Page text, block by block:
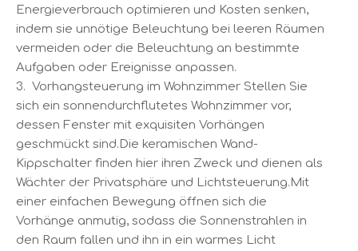
Energieverbrauch optimieren und Kosten senken,
indem sie unnötige Beleuchtung bei leeren Räumen
vermeiden oder die Beleuchtung an bestimmte
Aufgaben oder Ereignisse anpassen.
3. Vorhangsteuerung im Wohnzimmer Stellen Sie
sich ein sonnendurchflutetes Wohnzimmer vor,
dessen Fenster mit exquisiten Vorhängen
geschmückt sind.Die keramischen Wand-
Kippschalter finden hier ihren Zweck und dienen als
Wächter der Privatsphäre und Lichtsteuerung.Mit
einer einfachen Bewegung öffnen sich die
Vorhänge anmutig, sodass die Sonnenstrahlen in
den Raum fallen und ihn in ein warmes Licht